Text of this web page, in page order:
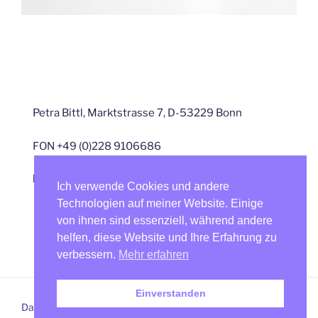
Petra Bittl, Marktstrasse 7, D-53229 Bonn
FON +49 (0)228 9106686
kontakt@petra-bittl.de
Datenschutz Mit Stolz präsentiert von WordPress
Ich verwende Cookies und andere
Technologien auf meiner Website. Einige
von ihnen sind essenziell, während andere
helfen, diese Website und Ihre Erfahrung zu
verbessern. Mehr erfahren
Einverstanden